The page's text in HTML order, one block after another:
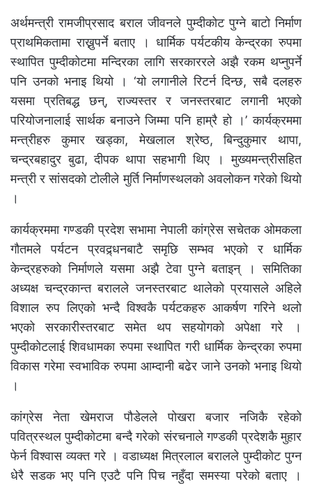
अर्थमन्त्री रामजीप्रसाद बराल जीवनले पुम्दीकोट पुग्ने बाटो निर्माण
प्राथमिकतामा राख्नुपर्ने बताए । धार्मिक पर्यटकीय केन्द्रका रुपमा
स्थापित पुम्दीकोटमा मन्दिरका लागि सरकाररले अझै रकम थप्नुपर्ने
पनि उनको भनाइ थियो । ‘यो लगानीले रिटर्न दिन्छ, सबै दलहरु
यसमा प्रतिबद्ध छन्, राज्यस्तर र जनस्तरबाट लगानी भएको
परियोजनालाई सार्थक बनाउने जिम्मा पनि हाम्रै हो ।’ कार्यक्रममा
मन्त्रीहरु कुमार खड्का, मेखलाल श्रेष्ठ, बिन्दुकुमार थापा,
चन्द्रबहादुर बुढा, दीपक थापा सहभागी थिए । मुख्यमन्त्रीसहित
मन्त्री र सांसदको टोलीले मुर्ति निर्माणस्थलको अवलोकन गरेको थियो
।
कार्यक्रममा गण्डकी प्रदेश सभामा नेपाली कांग्रेस सचेतक ओमकला
गौतमले पर्यटन प्रवद्र्धनबाटै समृछि सम्भव भएको र धार्मिक
केन्द्रहरुको निर्माणले यसमा अझै टेवा पुग्ने बताइन् । समितिका
अध्यक्ष चन्द्रकान्त बरालले जनस्तरबाट थालेको प्रयासले अहिले
विशाल रुप लिएको भन्दै विश्वकै पर्यटकहरु आकर्षण गरिने थलो
भएको सरकारीस्तरबाट समेत थप सहयोगको अपेक्षा गरे ।
पुम्दीकोटलाई शिवधामका रुपमा स्थापित गरी धार्मिक केन्द्रका रुपमा
विकास गरेमा स्वभाविक रुपमा आम्दानी बढेर जाने उनको भनाइ थियो
।
कांग्रेस नेता खेमराज पौडेलले पोखरा बजार नजिकै रहेको
पवित्रस्थल पुम्दीकोटमा बन्दै गरेको संरचनाले गण्डकी प्रदेशकै मुहार
फेर्न विश्वास व्यक्त गरे । वडाध्यक्ष मित्रलाल बरालले पुम्दीकोट पुग्न
धेरै सडक भए पनि एउटै पनि पिच नहुँदा समस्या परेको बताए ।